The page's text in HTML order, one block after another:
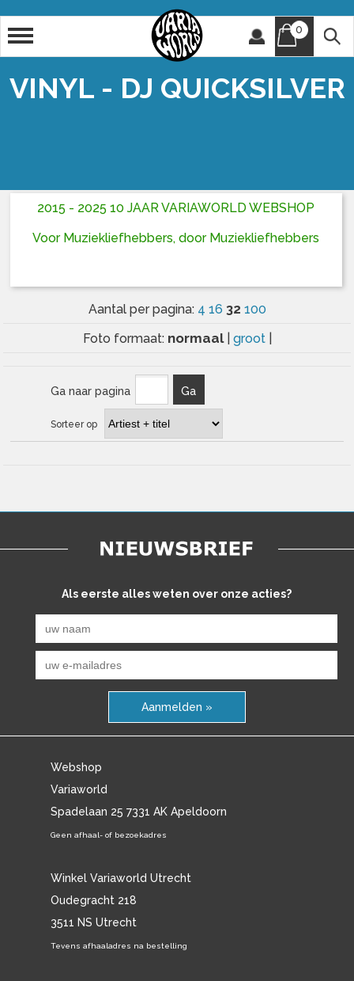
0
VINYL - DJ QUICKSILVER
2015 - 2025 10 JAAR VARIAWORLD WEBSHOP
Voor Muziekliefhebbers, door Muziekliefhebbers
Aantal per pagina: 4 16 32 100
Foto formaat: normaal groot
Ga naar pagina Ga
Sorteer op
Als eerste alles weten over onze acties?
Aanmelden »
Webshop
Variaworld
Spadelaan 25 7331 AK Apeldoorn
Geen afhaal- of bezoekadres
Winkel Variaworld Utrecht
Oudegracht 218
3511 NS Utrecht
Tevens afhaaladres na bestelling